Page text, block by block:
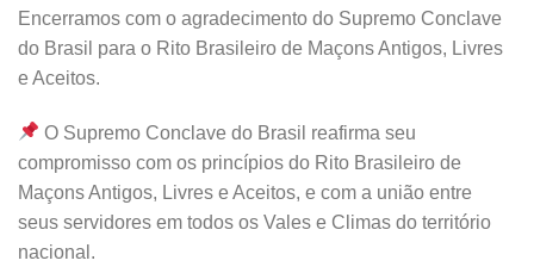
Encerramos com o agradecimento do Supremo Conclave
do Brasil para o Rito Brasileiro de Maçons Antigos, Livres
e Aceitos.
O Supremo Conclave do Brasil reafirma seu
compromisso com os princípios do Rito Brasileiro de
Maçons Antigos, Livres e Aceitos, e com a união entre
seus servidores em todos os Vales e Climas do território
nacional.